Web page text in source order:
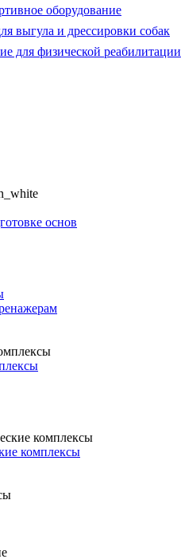
оборудование
выгула и дрессировки собак
для физической реабилитации
основ
комплексы